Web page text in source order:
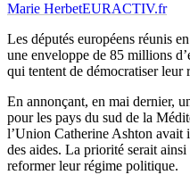
Marie HerbetEURACTIV.fr
Les députés européens réunis
une enveloppe de 85 millions
qui tentent de démocratiser leur
En annonçant, en mai dernier,
pour les pays du sud de la
l’Union Catherine Ashton avait
des aides. La priorité serait
reformer leur régime politique.